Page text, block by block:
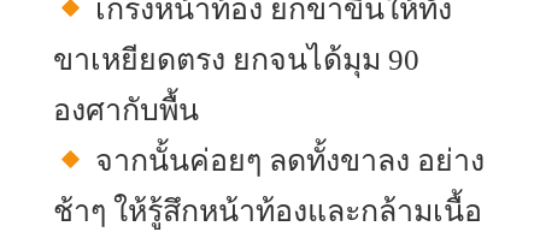
เกร็งหน้าท้อง ยกขาขึ้นให้ทั้ง
ขาเหยียดตรง ยกจนได้มุม 90
องศากับพื้น
จากนั้นค่อยๆ ลดทั้งขาลง อย่าง
ช้าๆ ให้รู้สึกหน้าท้องและกล้ามเนื้อ